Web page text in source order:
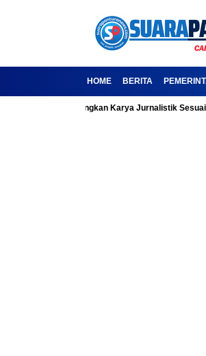
HOME BERITA
Kembangkan Karya Jurnalistik Sesuai Kode